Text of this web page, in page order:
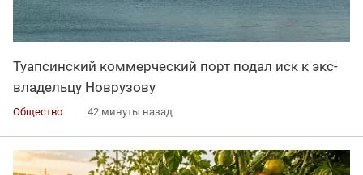
Туапсинский коммерческий порт подал иск к экс-
владельцу Новрузову
Общество 42 минуты назад